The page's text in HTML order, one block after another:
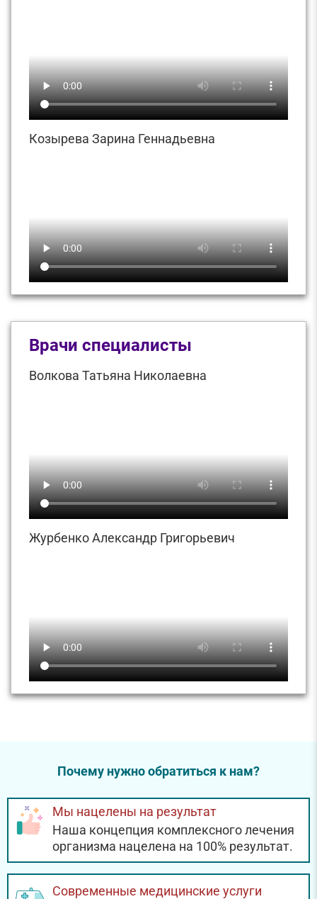
Козырева Зарина Геннадьевна
Врачи специалисты
Волкова Татьяна Николаевна
Журбенко Александр Григорьевич
Почему нужно обратиться к нам?
Мы нацелены на результат
Наша концепция комплексного лечения
организма нацелена на 100% результат.
Современные медицинские услуги